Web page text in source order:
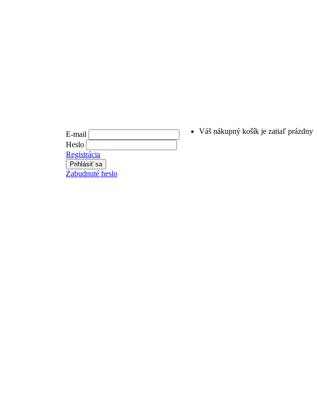
Váš nákupný košík je zatiaľ prázdny
E-mail
Heslo
Registrácia
Zabudnuté heslo